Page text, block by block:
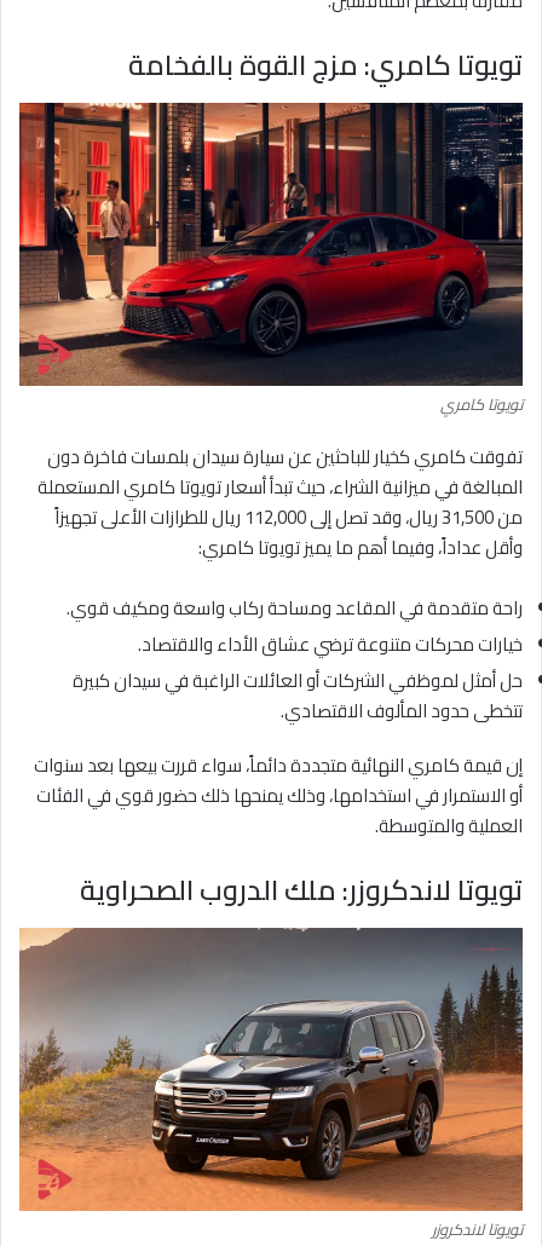
تويوتا كامري: مزج القوة بالفخامة
تويوتا كامري
تفوقت كامري كخيار للباحثين عن سيارة سيدان بلمسات فاخرة دون
المبالغة في ميزانية الشراء، حيث تبدأ أسعار تويوتا كامري المستعملة
من 31,500 ريال، وقد تصل إلى 112,000 ريال للطرازات الأعلى تجهيزاً
وأقل عداداً، وفيما أهم ما يميز تويوتا كامري:
راحة متقدمة في المقاعد ومساحة ركاب واسعة ومكيف قوي.
خيارات محركات متنوعة ترضي عشاق الأداء والاقتصاد.
حل أمثل لموظفي الشركات أو العائلات الراغبة في سيدان كبيرة
تتخطى حدود المألوف الاقتصادي.
إن قيمة كامري النهائية متجددة دائماً، سواء قررت بيعها بعد سنوات
أو الاستمرار في استخدامها، وذلك يمنحها ذلك حضور قوي في الفئات
العملية والمتوسطة.
تويوتا لاندكروزر: ملك الدروب الصحراوية
تويوتا لاندكروزر